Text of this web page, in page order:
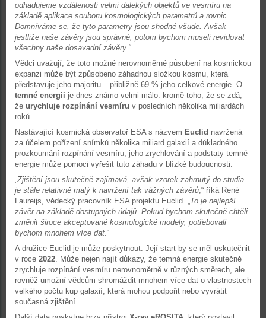
odhadujeme vzdálenosti velmi dalekých objektů ve vesmíru na
základě aplikace souboru kosmologických parametrů a rovnic.
Domníváme se, že tyto parametry jsou shodné všude. Avšak
jestliže naše závěry jsou správné, potom bychom museli revidovat
všechny naše dosavadní závěry.“
Vědci uvažují, že toto možné nerovnoměrné působení na kosmickou
expanzi může být způsobeno záhadnou složkou kosmu, která
představuje jeho majoritu – přibližně 69 % jeho celkové energie. O
temné energii je dnes známo velmi málo: kromě toho, že se zdá,
že urychluje rozpínání vesmíru v posledních několika miliardách
roků.
Nastávající kosmická observatoř ESA s názvem Euclid navržená
za účelem pořízení snímků několika miliard galaxií a důkladného
prozkoumání rozpínání vesmíru, jeho zrychlování a podstaty temné
energie může pomoci vyřešit tuto záhadu v blízké budoucnosti.
„Zjištění jsou skutečně zajímavá, avšak vzorek zahrnutý do studia
je stále relativně malý k navržení tak vážných závěrů,“ říká René
Laureijs, vědecký pracovník ESA projektu Euclid. „To je nejlepší
závěr na základě dostupných údajů. Pokud bychom skutečně chtěli
změnit široce akceptované kosmologické modely, potřebovali
bychom mnohem více dat.“
A družice Euclid je může poskytnout. Její start by se měl uskutečnit
v roce 2022. Může nejen najít důkazy, že temná energie skutečně
zrychluje rozpínání vesmíru nerovnoměrně v různých směrech, ale
rovněž umožní vědcům shromáždit mnohem více dat o vlastnostech
velkého počtu kup galaxií, která mohou podpořit nebo vyvrátit
současná zjištění.